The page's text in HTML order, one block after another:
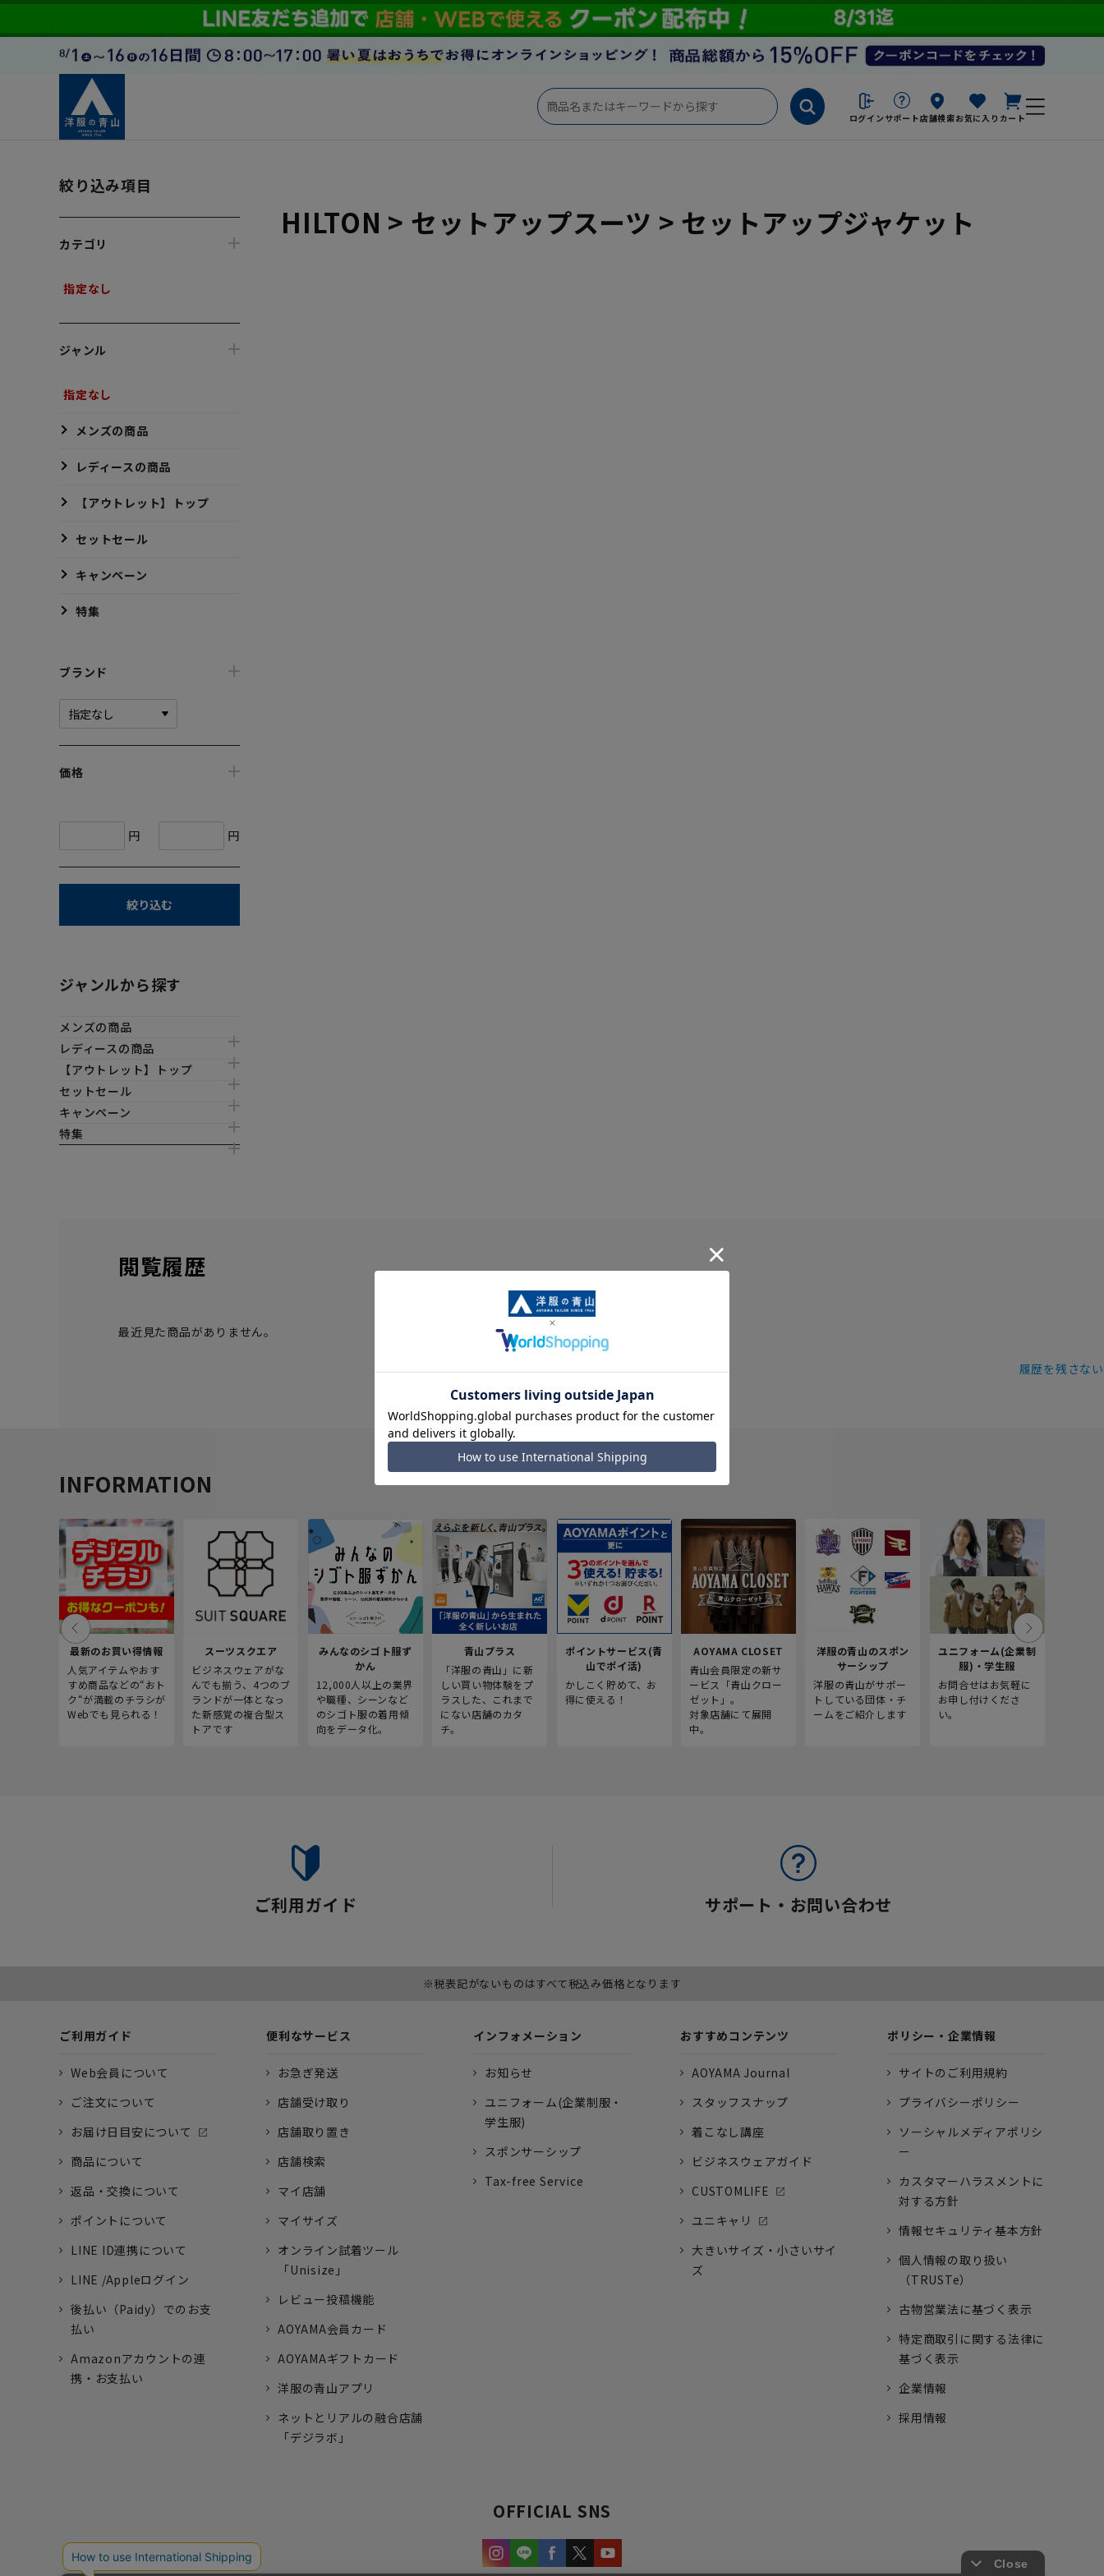
ログイン サポート店舗検索お気に入り カート
絞り込み項目
カテゴリ
指定なし
ジャンル
指定なし
メンズの商品
レディースの商品
【アウトレット】トップ
セットセール
キャンペーン
特集
ブランド
価格
円 円
絞り込む
ジャンルから探す
メンズの商品
レディースの商品
【アウトレット】トップ
セットセール
キャンペーン
特集
HILTON > セットアップスーツ > セットアップジャケット
閲覧履歴
最近見た商品がありません。
履歴を残さない
INFORMATION
最新のお買い得情報
人気アイテムやおす
すめ商品などの“おト
ク“が満載のチラシが
Webでも見られる！
スーツスクエア
ビジネスウェアがな
んでも揃う、4つのブ
ランドが一体となっ
た新感覚の複合型ス
トアです
みんなのシゴト服ず
かん
12,000人以上の業界
や職種、シーンなど
のシゴト服の着用傾
向をデータ化。
青山プラス
「洋服の青山」に新
しい買い物体験をプ
ラスした、これまで
にない店舗のカタ
チ。
ポイントサービス(青
山でポイ活)
かしこく貯めて、お
得に使える！
AOYAMA CLOSET
青山会員限定の新サ
ービス「青山クロー
ゼット」。
対象店舗にて展開
中。
洋服の青山のスポン
サーシップ
洋服の青山がサポー
トしている団体・チ
ームをご紹介します
ユニフォーム(企業制
服)・学生服
お問合せはお気軽に
お申し付けくださ
い。
ご利用ガイド サポート・お問い合わせ
※税表記がないものはすべて税込み価格となります
ご利用ガイド
Web会員について
ご注文について
お届け日目安について
商品について
返品・交換について
ポイントについて
LINE ID連携について
LINE /Appleログイン
後払い（Paidy）でのお支
払い
Amazonアカウントの連
携・お支払い
便利なサービス
お急ぎ発送
店舗受け取り
店舗取り置き
店舗検索
マイ店舗
マイサイズ
オンライン試着ツール
「Unisize」
レビュー投稿機能
AOYAMA会員カード
AOYAMAギフトカード
洋服の青山アプリ
ネットとリアルの融合店舗
「デジラボ」
インフォメーション
お知らせ
ユニフォーム(企業制服・
学生服)
スポンサーシップ
Tax-free Service
おすすめコンテンツ
AOYAMA Journal
スタッフスナップ
着こなし講座
ビジネスウェアガイド
CUSTOMLIFE
ユニキャリ
大きいサイズ・小さいサイ
ズ
ポリシー・企業情報
サイトのご利用規約
プライバシーポリシー
ソーシャルメディアポリシ
ー
カスタマーハラスメントに
対する方針
情報セキュリティ基本方針
個人情報の取り扱い
（TRUSTe）
古物営業法に基づく表示
特定商取引に関する法律に
基づく表示
企業情報
採用情報
OFFICIAL SNS